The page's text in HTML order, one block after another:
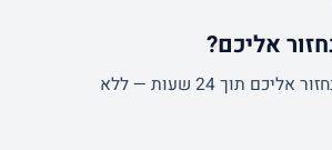
אליכם?
השאירו פרטים ונחזור אליכם תוך 24 שעות — ללא